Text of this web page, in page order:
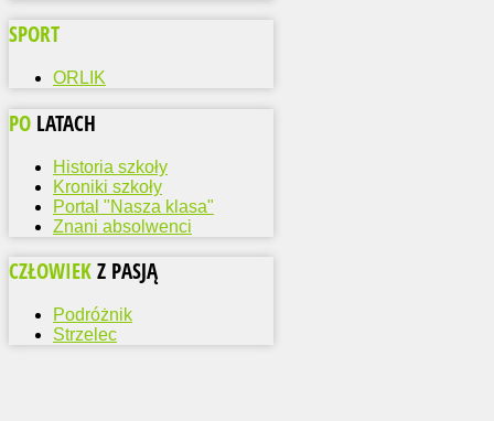
SPORT
ORLIK
PO LATACH
Historia szkoły
Kroniki szkoły
Portal "Nasza klasa"
Znani absolwenci
CZŁOWIEK Z PASJĄ
Podróżnik
Strzelec